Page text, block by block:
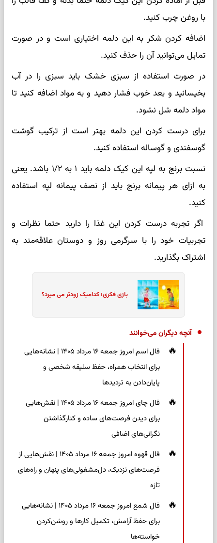
با روغن چرب کنید.
اضافه کردن شکر به این دلمه اختیاری است و در صورت
تمایل می‌توانید آن را حذف کنید.
در صورت استفاده از سبزی خشک باید سبزی را در آب
بخیسانید و بعد خوب فشار دهید و به مواد اضافه کنید تا
مواد دلمه شل نشود.
برای درست کردن این دلمه بهتر است از ترکیب گوشت
گوسفندی و گوساله استفاده کنید.
نسبت برنج به لپه این کیک دلمه باید ۱ به ۱/۲ باشد. یعنی
به ازای هر پیمانه برنج باید از نصف پیمانه لپه استفاده
کنید.
اگر تجربه درست کردن این غذا را دارید حتما نظرات و
تجربیات خود را با سرگرمی روز و دوستان علاقه‌مند به
اشتراک بگذارید.
بازی فکری؛ کدامیک زودتر می میرد؟
آنچه دیگران می‌خوانند
فال اسم امروز جمعه ۱۶ مرداد ۱۴۰۵ | نشانه‌هایی
برای انتخاب همراه، حفظ سلیقه شخصی و
پایان‌دادن به تردیدها
فال چای امروز جمعه ۱۶ مرداد ۱۴۰۵ | نقش‌هایی
برای دیدن فرصت‌های ساده و کنارگذاشتن
نگرانی‌های اضافی
فال قهوه امروز جمعه ۱۶ مرداد ۱۴۰۵ | نقش‌هایی از
فرصت‌های نزدیک، دل‌مشغولی‌های پنهان و راه‌های
تازه
فال شمع امروز جمعه ۱۶ مرداد ۱۴۰۵ | نشانه‌هایی
برای حفظ آرامش، تکمیل کارها و روشن‌کردن
خواسته‌ها